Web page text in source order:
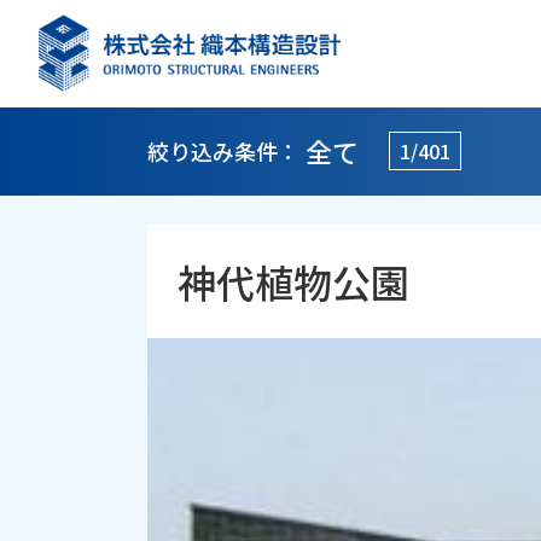
絞り込み条件： 全て 1/401
神代植物公園